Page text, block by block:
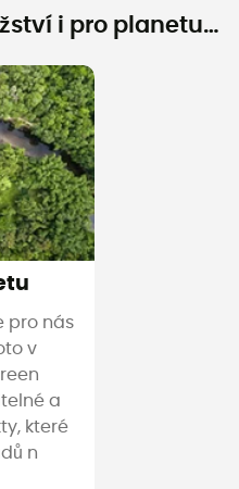
i pro planetu…
pro nás
v
a
které
n